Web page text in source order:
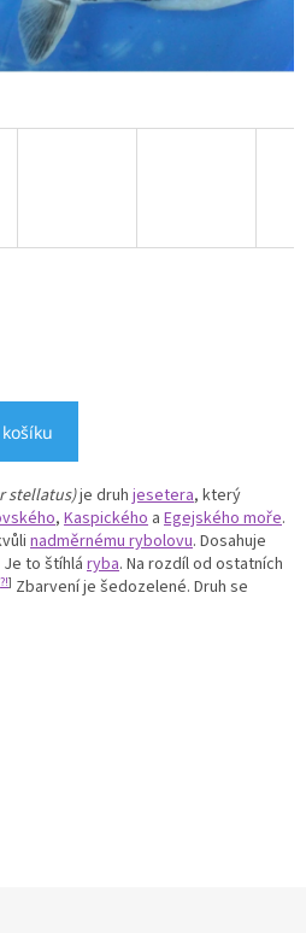
stellatus)je druh jesetera, který
, Kaspického a Egejského moře.
nadměrnému rybolovu. Dosahuje
Je to štíhlá ryba. Na rozdíl od ostatních
] Zbarvení je šedozelené. Druh se